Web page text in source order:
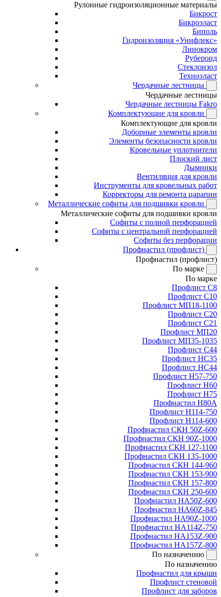
Рулонные гидроизоляционные материалы
Бикрост
Бикроэласт
Биполь
Гидроизоляция «Унифлекс»
Линокром
Рубероид
Стеклоизол
Техноэласт
Чердачные лестницы
Чердачные лестницы
Чердачные лестницы Fakro
Комплектующие для кровли
Комплектующие для кровли
Доборные элементы кровли
Элементы безопасности кровли
Кровельные уплотнители
Плоский лист
Дымники
Вентиляция для кровли
Инструменты для кровельных работ
Корректоры для ремонта царапин
Металлические софиты для подшивки кровли
Металлические софиты для подшивки кровли
Софиты с полной перфорацией
Софиты с центральной перфорацией
Софиты без перфорации
Профнастил (профлист)
Профнастил (профлист)
По марке
По марке
Профлист С8
Профлист С10
Профлист МП18-1100
Профлист С20
Профлист С21
Профлист МП20
Профлист МП35-1035
Профлист С44
Профлист НС35
Профлист НС44
Профлист Н57-750
Профлист Н60
Профлист Н75
Профнастил Н80А
Профлист Н114-750
Профлист Н114-600
Профнастил СКН 50Z-600
Профнастил СКН 90Z-1000
Профнастил СКН 127-1100
Профнастил СКН 135-1000
Профнастил СКН 144-960
Профнастил СКН 153-900
Профнастил СКН 157-800
Профнастил СКН 250-600
Профнастил НА50Z-600
Профнастил НА60Z-845
Профнастил НА90Z-1000
Профнастил НА114Z-750
Профнастил НА153Z-900
Профнастил НА157Z-800
По назначению
По назначению
Профнастил для крыши
Профлист стеновой
Профлист для заборов